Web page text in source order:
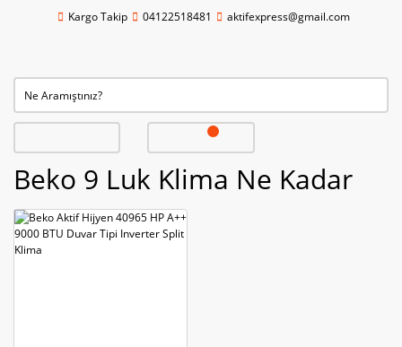
Kargo Takip 04122518481 aktifexpress@gmail.com
Beko 9 Luk Klima Ne Kadar